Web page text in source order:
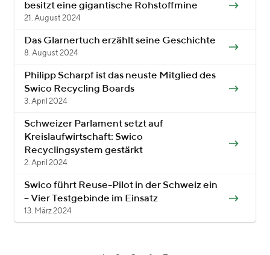
21. August 2024
besitzt eine gigantische Rohstoffmine
8. August 2024
Das Glarnertuch erzählt seine Geschichte
3. April 2024
Philipp Scharpf ist das neuste Mitglied des
Swico Recycling Boards
2. April 2024
Schweizer Parlament setzt auf
Kreislaufwirtschaft: Swico
Recyclingsystem gestärkt
13. März 2024
Swico führt Reuse-Pilot in der Schweiz ein
– Vier Testgebinde im Einsatz